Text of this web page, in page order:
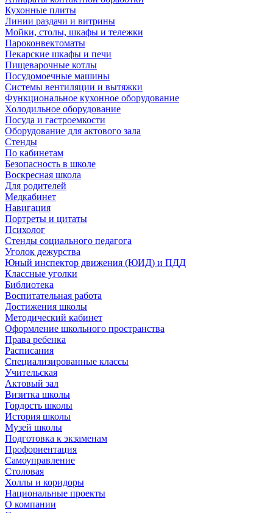
Кухонные плиты
Линии раздачи и витрины
Мойки, столы, шкафы и тележки
Пароконвектоматы
Пекарские шкафы и печи
Пищеварочные котлы
Посудомоечные машины
Системы вентиляции и вытяжки
Функциональное кухонное оборудование
Холодильное оборудование
Посуда и гастроемкости
Оборудование для актового зала
Стенды
По кабинетам
Безопасность в школе
Воскресная школа
Для родителей
Медкабинет
Навигация
Портреты и цитаты
Психолог
Стенды социального педагога
Уголок дежурства
Юный инспектор движения (ЮИД) и ПДД
Классные уголки
Библиотека
Воспитательная работа
Достижения школы
Методический кабинет
Оформление школьного пространства
Права ребенка
Расписания
Специализированные классы
Учительская
Актовый зал
Визитка школы
Гордость школы
История школы
Музей школы
Подготовка к экзаменам
Профориентация
Самоуправление
Столовая
Холлы и коридоры
Национальные проекты
О компании